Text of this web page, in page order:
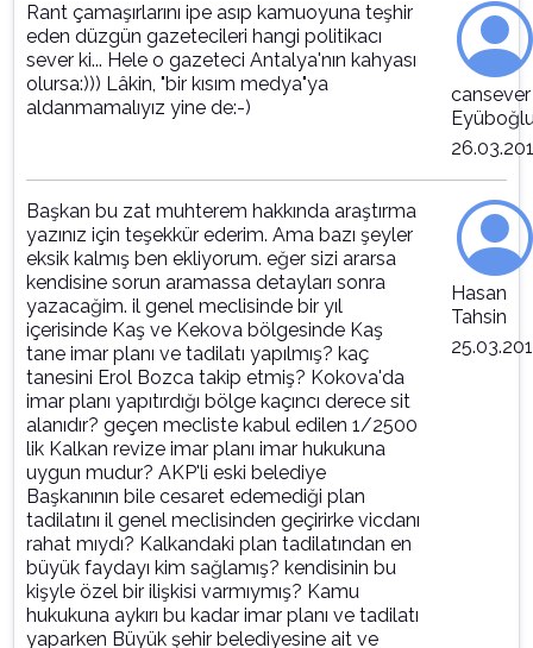
Rant çamaşırlarını ipe asıp kamuoyuna teşhir
eden düzgün gazetecileri hangi politikacı
sever ki... Hele o gazeteci Antalya'nın kahyası
olursa:))) Lâkin, "bir kısım medya"ya
aldanmamalıyız yine de:-)
cansever
Başkan bu zat muhterem hakkında araştırma
yazınız için teşekkür ederim. Ama bazı şeyler
eksik kalmış ben ekliyorum. eğer sizi ararsa
kendisine sorun aramassa detayları sonra
yazacağim. il genel meclisinde bir yıl
içerisinde Kaş ve Kekova bölgesinde Kaş
tane imar planı ve tadilatı yapılmış? kaç
tanesini Erol Bozca takip etmiş? Kokova'da
imar planı yapıtırdığı bölge kaçıncı derece sit
alanıdır? geçen mecliste kabul edilen 1/2500
lik Kalkan revize imar planı imar hukukuna
uygun mudur? AKP'li eski belediye
Başkanının bile cesaret edemediği plan
tadilatını il genel meclisinden geçirirke vicdanı
rahat mıydı? Kalkandaki plan tadilatından en
büyük faydayı kim sağlamış? kendisinin bu
kişyle özel bir ilişkisi varmıymış? Kamu
hukukuna aykırı bu kadar imar planı ve tadilatı
yaparken Büyük şehir belediyesine ait ve
Hasan
Tahsin